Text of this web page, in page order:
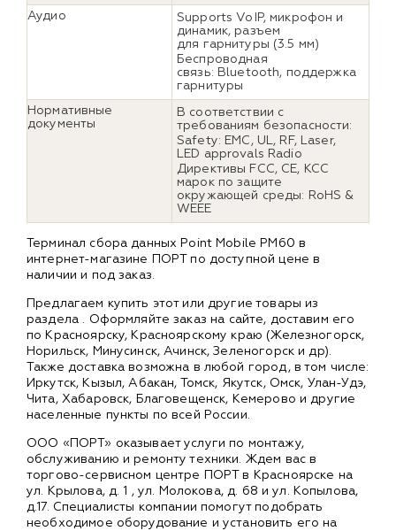
Аудио
Supports VoIP, микрофон и
динамик, разъем
для гарнитуры (3.5 мм)
Беспроводная
связь: Bluetooth, поддержка
гарнитуры
Нормативные
документы
В соответствии с
требованиям безопасности:
Safety: EMC, UL, RF, Laser,
LED approvals Radio
Директивы FCC, CE, KCC
марок по защите
окружающей среды: RoHS &
WEEE
Терминал сбора данных Point Mobile PM60 в
интернет-магазине ПОРТ по доступной цене в
наличии и под заказ.
Предлагаем купить этот или другие товары из
раздела . Оформляйте заказ на сайте, доставим его
по Красноярску, Красноярскому краю (Железногорск,
Норильск, Минусинск, Ачинск, Зеленогорск и др).
Также доставка возможна в любой город, в том числе:
Иркутск, Кызыл, Абакан, Томск, Якутск, Омск, Улан-Удэ,
Чита, Хабаровск, Благовещенск, Кемерово и другие
населенные пункты по всей России.
ООО «ПОРТ» оказывает услуги по монтажу,
обслуживанию и ремонту техники. Ждем вас в
торгово-сервисном центре ПОРТ в Красноярске на
ул. Крылова, д. 1 , ул. Молокова, д. 68 и ул. Копылова,
д.17. Специалисты компании помогут подобрать
необходимое оборудование и установить его на